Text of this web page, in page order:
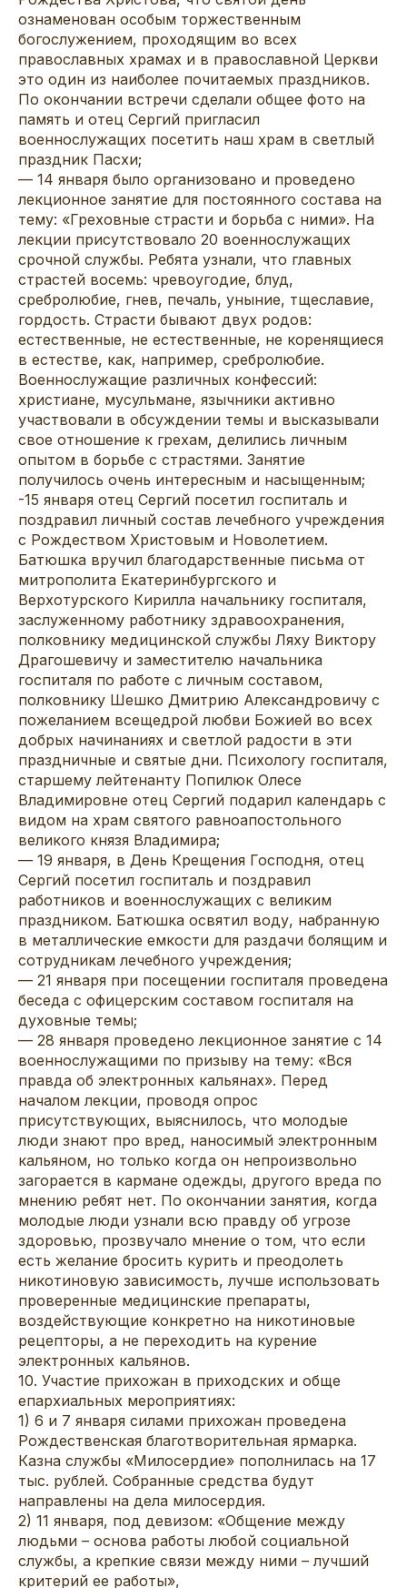
ознаменован особым торжественным
богослужением, проходящим во всех
православных храмах и в православной Церкви
это один из наиболее почитаемых праздников.
По окончании встречи сделали общее фото на
память и отец Сергий пригласил
военнослужащих посетить наш храм в светлый
праздник Пасхи;
— 14 января было организовано и проведено
лекционное занятие для постоянного состава на
тему: «Греховные страсти и борьба с ними». На
лекции присутствовало 20 военнослужащих
срочной службы. Ребята узнали, что главных
страстей восемь: чревоугодие, блуд,
сребролюбие, гнев, печаль, уныние, тщеславие,
гордость. Страсти бывают двух родов:
естественные, не естественные, не коренящиеся
в естестве, как, например, сребролюбие.
Военнослужащие различных конфессий:
христиане, мусульмане, язычники активно
участвовали в обсуждении темы и высказывали
свое отношение к грехам, делились личным
опытом в борьбе с страстями. Занятие
получилось очень интересным и насыщенным;
-15 января отец Сергий посетил госпиталь и
поздравил личный состав лечебного учреждения
с Рождеством Христовым и Новолетием.
Батюшка вручил благодарственные письма от
митрополита Екатеринбургского и
Верхотурского Кирилла начальнику госпиталя,
заслуженному работнику здравоохранения,
полковнику медицинской службы Ляху Виктору
Драгошевичу и заместителю начальника
госпиталя по работе с личным составом,
полковнику Шешко Дмитрию Александровичу с
пожеланием всещедрой любви Божией во всех
добрых начинаниях и светлой радости в эти
праздничные и святые дни. Психологу госпиталя,
старшему лейтенанту Попилюк Олесе
Владимировне отец Сергий подарил календарь с
видом на храм святого равноапостольного
великого князя Владимира;
— 19 января, в День Крещения Господня, отец
Сергий посетил госпиталь и поздравил
работников и военнослужащих с великим
праздником. Батюшка освятил воду, набранную
в металлические емкости для раздачи болящим и
сотрудникам лечебного учреждения;
— 21 января при посещении госпиталя проведена
беседа с офицерским составом госпиталя на
духовные темы;
— 28 января проведено лекционное занятие с 14
военнослужащими по призыву на тему: «Вся
правда об электронных кальянах». Перед
началом лекции, проводя опрос
присутствующих, выяснилось, что молодые
люди знают про вред, наносимый электронным
кальяном, но только когда он непроизвольно
загорается в кармане одежды, другого вреда по
мнению ребят нет. По окончании занятия, когда
молодые люди узнали всю правду об угрозе
здоровью, прозвучало мнение о том, что если
есть желание бросить курить и преодолеть
никотиновую зависимость, лучше использовать
проверенные медицинские препараты,
воздействующие конкретно на никотиновые
рецепторы, а не переходить на курение
электронных кальянов.
10. Участие прихожан в приходских и обще
епархиальных мероприятиях:
1) 6 и 7 января силами прихожан проведена
Рождественская благотворительная ярмарка.
Казна службы «Милосердие» пополнилась на 17
тыс. рублей. Собранные средства будут
направлены на дела милосердия.
2) 11 января, под девизом: «Общение между
людьми – основа работы любой социальной
службы, а крепкие связи между ними – лучший
критерий ее работы»,